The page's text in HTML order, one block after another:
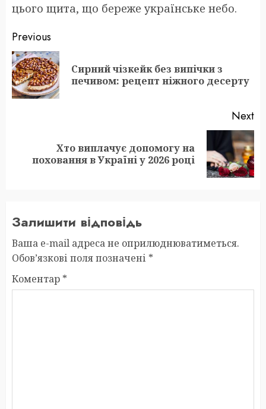
цього щита, що береже українське небо.
Post
navigation
Previous
Сирний чізкейк без випічки з
печивом: рецепт ніжного десерту
Next
post:
Хто виплачує допомогу на
поховання в Україні у 2026 році
Залишити відповідь
Ваша e-mail адреса не оприлюднюватиметься.
Обов’язкові поля позначені *
Коментар *